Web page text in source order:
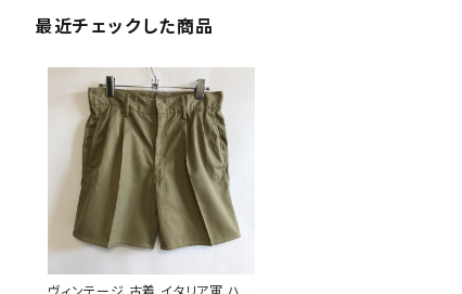
最近チェックした商品